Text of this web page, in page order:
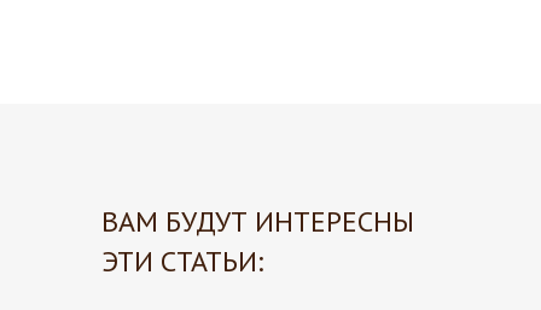
ВАМ БУДУТ ИНТЕРЕСНЫ
ЭТИ СТАТЬИ: